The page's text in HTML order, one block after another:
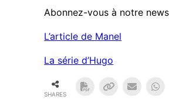
Abonnez-vous à notre
L’article de Manel
La série d’Hugo
SHARES